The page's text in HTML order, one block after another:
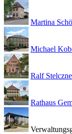
Martina
Michael
Ralf
Rathaus